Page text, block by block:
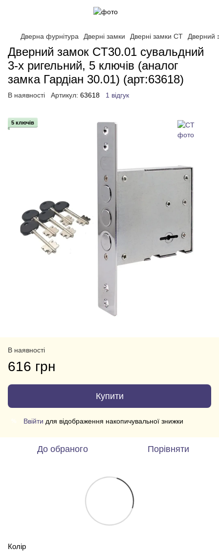
Дверна фурнітура Дверні замки Дверні замки CT Дверний
Дверний замок CТ30.01 сувальдний
3-х ригельний, 5 ключів (аналог
замка Гардіан 30.01) (арт:63618)
В наявності Артикул: 63618 1 відгук
5 ключів
В наявності
616 грн
Купити
Ввійти для відображення накопичувальної знижки
До обраного Порівняти
Колір